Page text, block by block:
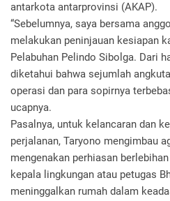
antarkota antarprovinsi (AKAP).
“Sebelumnya, saya bersama
melakukan peninjauan kesiapan
Pelabuhan Pelindo Sibolga. Dari
diketahui bahwa sejumlah
operasi dan para sopirnya
ucapnya.
Pasalnya, untuk kelancaran dan
perjalanan, Taryono mengimbau
mengenakan perhiasan
kepala lingkungan atau petugas
meninggalkan rumah dalam